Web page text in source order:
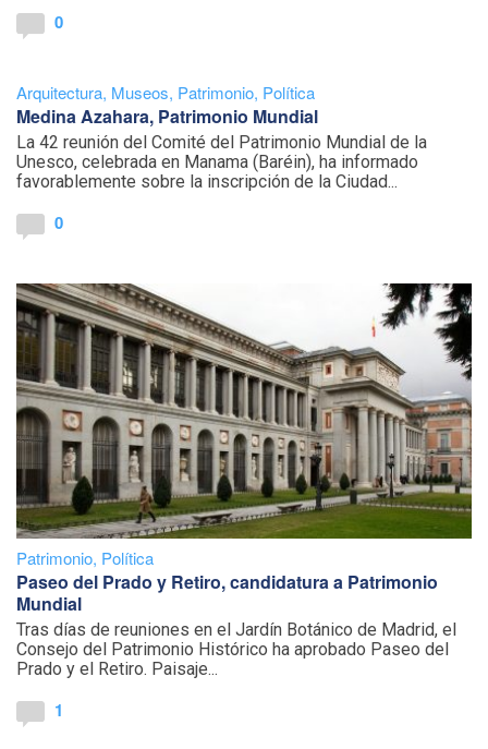
0
Arquitectura, Museos, Patrimonio, Política
Medina Azahara, Patrimonio Mundial
La 42 reunión del Comité del Patrimonio Mundial de la
Unesco, celebrada en Manama (Baréin), ha informado
favorablemente sobre la inscripción de la Ciudad...
0
Patrimonio, Política
Paseo del Prado y Retiro, candidatura a Patrimonio
Mundial
Tras días de reuniones en el Jardín Botánico de Madrid, el
Consejo del Patrimonio Histórico ha aprobado Paseo del
Prado y el Retiro. Paisaje...
1